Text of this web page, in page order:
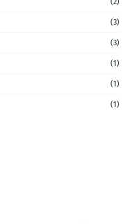
(2)
(3)
(3)
(1)
(1)
(1)